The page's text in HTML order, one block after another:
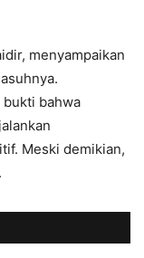
menyampaikan
bahwa
Meski demikian,